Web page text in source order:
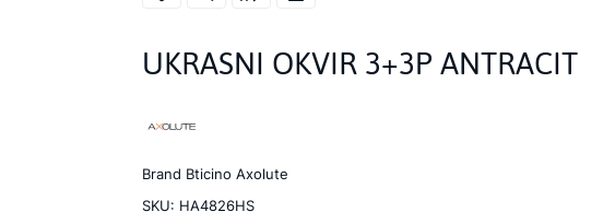
UKRASNI OKVIR 3+3P ANTRACIT
Brand Bticino Axolute
SKU: HA4826HS